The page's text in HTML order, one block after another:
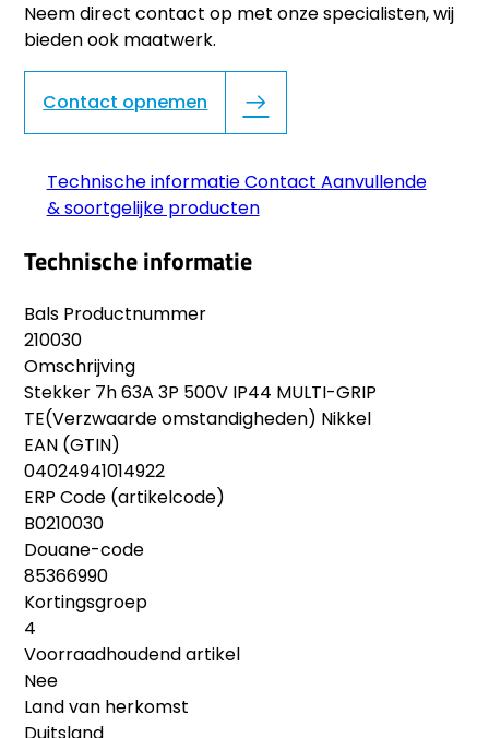
Neem direct contact op met onze specialisten, wij
bieden ook maatwerk.
Contact opnemen
Technische informatieContact Aanvullende
& soortgelijke producten
Technische informatie
Bals Productnummer
210030
Omschrijving
Stekker 7h 63A 3P 500V IP44 MULTI-GRIP
TE(Verzwaarde omstandigheden) Nikkel
EAN (GTIN)
04024941014922
ERP Code (artikelcode)
B0210030
Douane-code
85366990
Kortingsgroep
4
Voorraadhoudend artikel
Nee
Land van herkomst
Duitsland